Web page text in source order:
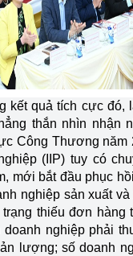
kết quả tích cực đó,
thắn nhìn nhận
Công Thương năm
(IIP) tuy có
mới bắt đầu phục
nghiệp sản xuất
thiếu đơn hàng
doanh nghiệp phải
lượng; số doanh